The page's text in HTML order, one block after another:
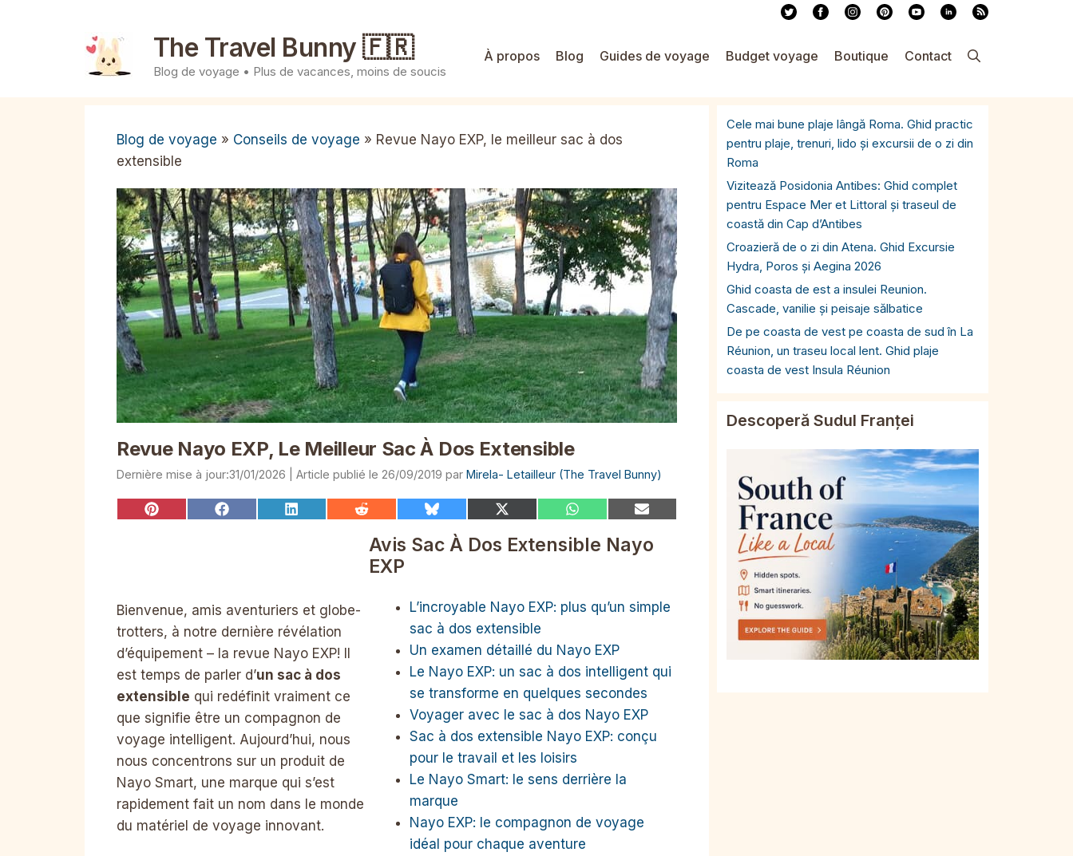
The Travel Bunny 🇫🇷
Blog de voyage • Plus de vacances, moins de soucis
À propos Blog Guides de voyage Budget voyage Boutique Contact
Blog de voyage » Conseils de voyage » Revue Nayo EXP, le meilleur sac à dos
extensible
Revue Nayo EXP, Le Meilleur Sac À Dos Extensible
31/01/2026 26/09/2019 par Mirela- Letailleur (The Travel Bunny)
Share Share Share Share
Reddit
Share
Bluesky
Share
X
(Twitter)
Share
WhatsApp
Share
Email
Bienvenue, amis aventuriers et globe-
trotters, à notre dernière révélation
d’équipement – la revue Nayo EXP! Il
est temps de parler d’un sac à dos
extensible qui redéfinit vraiment ce
que signifie être un compagnon de
voyage intelligent. Aujourd’hui, nous
nous concentrons sur un produit de
Nayo Smart, une marque qui s’est
rapidement fait un nom dans le monde
du matériel de voyage innovant.
Avis Sac À Dos Extensible Nayo
EXP
L’incroyable Nayo EXP: plus qu’un simple
sac à dos extensible
Un examen détaillé du Nayo EXP
Le Nayo EXP: un sac à dos intelligent qui
se transforme en quelques secondes
Voyager avec le sac à dos Nayo EXP
Sac à dos extensible Nayo EXP: conçu
pour le travail et les loisirs
Le Nayo Smart: le sens derrière la
marque
Nayo EXP: le compagnon de voyage
idéal pour chaque aventure
Cele mai bune plaje lângă Roma. Ghid practic
pentru plaje, trenuri, lido și excursii de o zi din
Roma
Vizitează Posidonia Antibes: Ghid complet
pentru Espace Mer et Littoral și traseul de
coastă din Cap d’Antibes
Croazieră de o zi din Atena. Ghid Excursie
Hydra, Poros și Aegina 2026
Ghid coasta de est a insulei Reunion.
Cascade, vanilie și peisaje sălbatice
De pe coasta de vest pe coasta de sud în La
Réunion, un traseu local lent. Ghid plaje
coasta de vest Insula Réunion
Descoperă Sudul Franței